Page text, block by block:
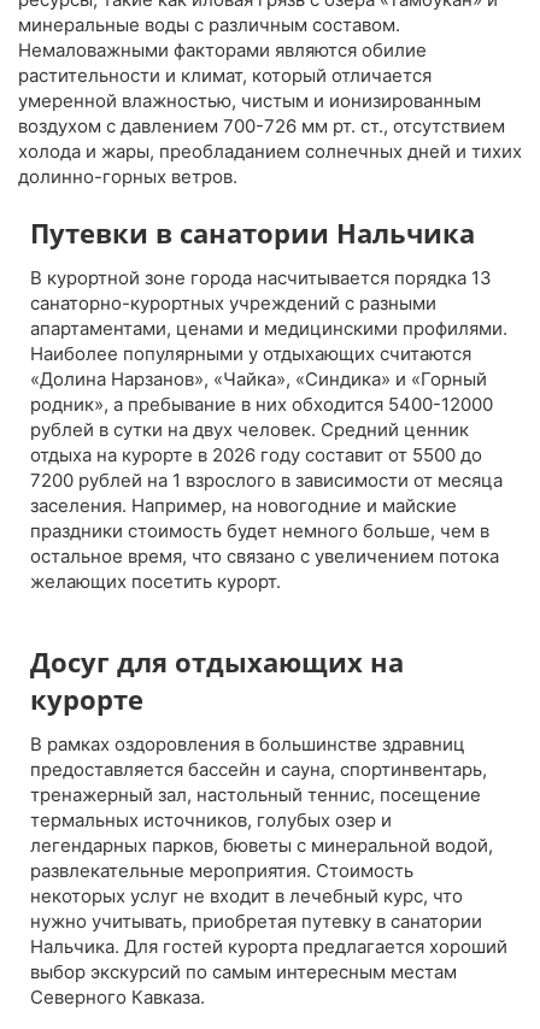
минеральные воды с различным составом.
Немаловажными факторами являются обилие
растительности и климат, который отличается
умеренной влажностью, чистым и ионизированным
воздухом с давлением 700-726 мм рт. ст., отсутствием
холода и жары, преобладанием солнечных дней и тихих
долинно-горных ветров.
Путевки в санатории Нальчика
В курортной зоне города насчитывается порядка 13
санаторно-курортных учреждений с разными
апартаментами, ценами и медицинскими профилями.
Наиболее популярными у отдыхающих считаются
«Долина Нарзанов», «Чайка», «Синдика» и «Горный
родник», а пребывание в них обходится 5400-12000
рублей в сутки на двух человек. Средний ценник
отдыха на курорте в 2026 году составит от 5500 до
7200 рублей на 1 взрослого в зависимости от месяца
заселения. Например, на новогодние и майские
праздники стоимость будет немного больше, чем в
остальное время, что связано с увеличением потока
желающих посетить курорт.
Досуг для отдыхающих на
курорте
В рамках оздоровления в большинстве здравниц
предоставляется бассейн и сауна, спортинвентарь,
тренажерный зал, настольный теннис, посещение
термальных источников, голубых озер и
легендарных парков, бюветы с минеральной водой,
развлекательные мероприятия. Стоимость
некоторых услуг не входит в лечебный курс, что
нужно учитывать, приобретая путевку в санатории
Нальчика. Для гостей курорта предлагается хороший
выбор экскурсий по самым интересным местам
Северного Кавказа.